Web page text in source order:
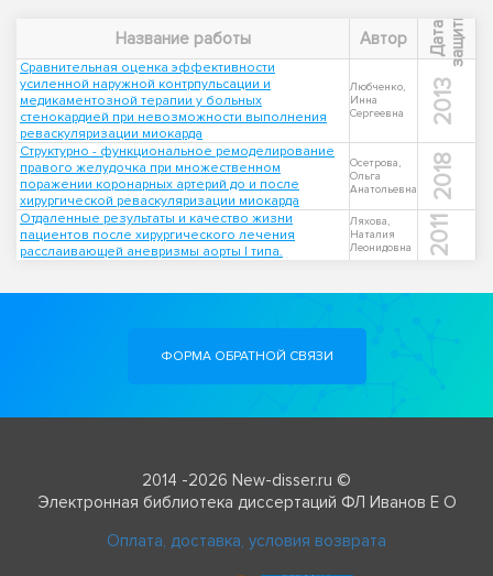
Название работы Автор Д
а
т
а
з
а
щ
и
т ы
Сравнительная оценка эффективности
усиленной наружной контрпульсации и
медикаментозной терапии у больных
стенокардией при невозможности выполнения
реваскуляризации миокарда
Любченко,
Инна
Сергеевна
2013
Структурно - функциональное ремоделирование
правого желудочка при множественном
поражении коронарных артерий до и после
хирургической реваскуляризации миокарда
Осетрова,
Ольга
Анатольевна
2018
Отдаленные результаты и качество жизни
пациентов после хирургического лечения
расслаивающей аневризмы аорты I типа.
Ляхова,
Наталия
Леонидовна
2011
ФОРМА ОБРАТНОЙ СВЯЗИ
2014 -2026 New-disser.ru ©
Электронная библиотека диссертаций ФЛ Иванов Е О
Оплата, доставка, условия возврата